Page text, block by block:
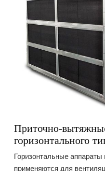
Приточно-
горизонтального
Горизонтальные
применяются для